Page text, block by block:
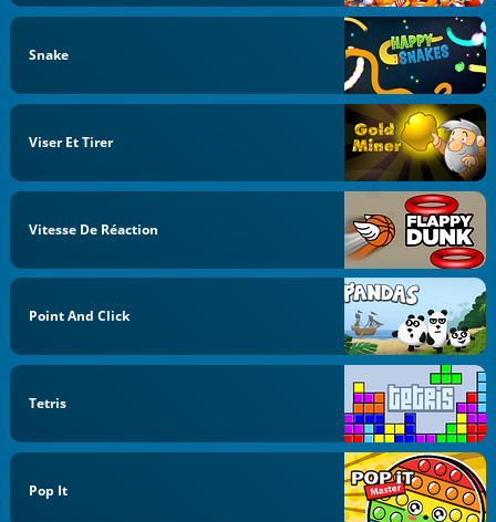
Snake
Viser Et Tirer
Vitesse De Réaction
Point And Click
Tetris
Pop It